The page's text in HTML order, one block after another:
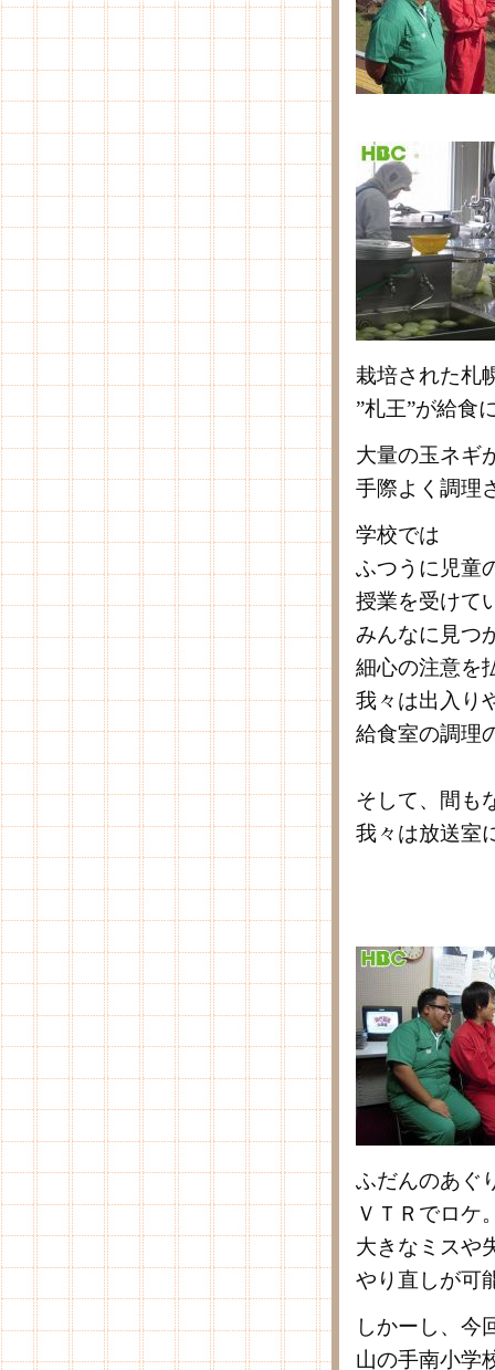
栽培された札
”札王”が給食
大量の玉ネギ
手際よく調理
学校では
ふつうに児童
授業を受けて
みんなに見つ
細心の注意を
我々は出入り
給食室の調理
そして、間も
我々は放送室
ふだんのあぐ
ＶＴＲでロケ
大きなミスや
やり直しが可
しかーし、今
山の手南小学